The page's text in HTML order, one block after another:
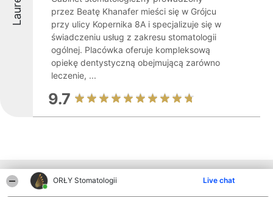
ORŁY Stomatologii Live chat
przez Beatę Khanafer mieści się w Grójcu
przy ulicy Kopernika 8A i specjalizuje się w
świadczeniu usług z zakresu stomatologii
ogólnej. Placówka oferuje kompleksową
opiekę dentystyczną obejmującą zarówno
leczenie, ...
9.7
Inne firmy z województwa